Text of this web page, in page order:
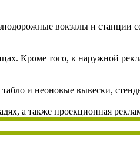
вокзалы и станции
Кроме того, к наружной
и неоновые вывески,
а также проекционная